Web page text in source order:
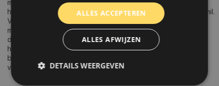
melden voor bemiddeling via Stichting WebwinkelKeur via
https://www.webwinkelkeur.nl/kennisbank/consumenten/geschil.
Vanaf 15 februari 2016 is het voor consumenten in de EU ook
mogelijk om klachten aan te melden via het ODR-platform van
de Europese Commissie. Dit ODR-platform is te vinden op
http://ec.europa.eu/odr. Wanneer uw klacht nog niet elders in
behandeling is dan staat het u vrij om uw klacht te deponeren
via het platform van de Europese Unie.
ALLES ACCEPTEREN
ALLES AFWIJZEN
DETAILS WEERGEVEN